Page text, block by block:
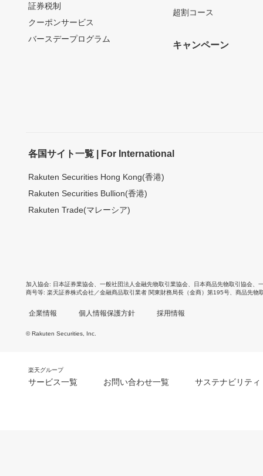
証券税制
クーポンサービス
バースデープログラム
超割コース
キャンペーン
各国サイト一覧 | For International
Rakuten Securities Hong Kong(香港)
Rakuten Securities Bullion(香港)
Rakuten Trade(マレーシア)
加入協会 日本証券業協会 一般社団法人金融先物取引業協会 日本商品先物取引協会
商号等 楽天証券株式会社／金融商品取引業者 関東財務局長（金商）第195号、商品先物
企業情報 個人情報保護方針 採用情報
© Rakuten Securities, Inc.
楽天グループ
サービス一覧 お問い合わせ一覧 サステナビリティ